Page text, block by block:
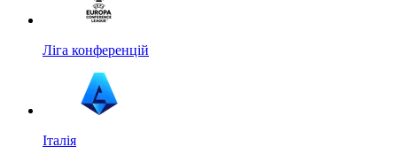
Ліга конференцій
Італія